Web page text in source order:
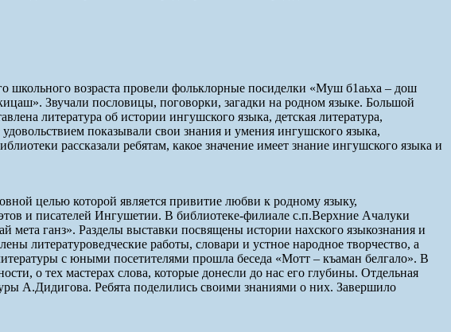
школьного возраста провели фольклорные посиделки «Муш б1аьха – дош
Звучали пословицы, поговорки, загадки на родном языке. Большой
литература об истории ингушского языка, детская литература,
показывали свои знания и умения ингушского языка,
рассказали ребятам, какое значение имеет знание ингушского языка и
целью которой является привитие любви к родному языку,
и писателей Ингушетии. В библиотеке-филиале с.п.Верхние Ачалуки
мета ганз». Разделы выставки посвящены истории нахского языкознания и
литературоведческие работы, словари и устное народное творчество, а
с юными посетителями прошла беседа «Мотт – къаман белгало». В
о тех мастерах слова, которые донесли до нас его глубины. Отдельная
А.Дидигова. Ребята поделились своими знаниями о них. Завершило